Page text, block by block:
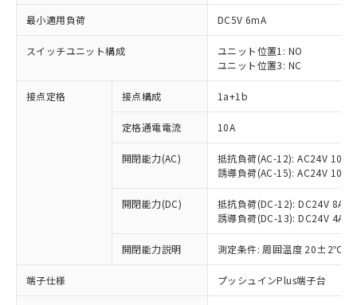
最小適用負荷 DC5V 6mA
スイッチユニット構成
ユニット位置1: NO
ユニット位置3: NC
接点定格 接点構成 1a+1b
定格通電電流 10A
開閉能力(AC)
抵抗負荷(AC-12): AC24V 10A/
誘導負荷(AC-15): AC24V
開閉能力(DC)
抵抗負荷(DC-12): DC24V 8A/
誘導負荷(DC-13): DC24V 4A/
開閉能力説明 測定条件: 周囲温度 20±2℃、
端子仕様 プッシュインPlus端子台
※1 対応状況
対応済み：EU RoHS指令（10物質）の
非含有に対応した製品が提供可能な商品で